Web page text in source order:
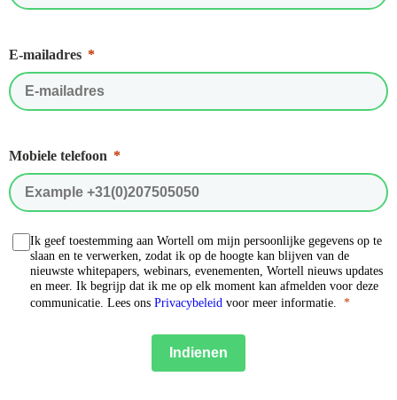
E-mailadres
Mobiele telefoon
Ik geef toestemming aan Wortell om mijn persoonlijke gegevens op te
slaan en te verwerken, zodat ik op de hoogte kan blijven van de
nieuwste whitepapers, webinars, evenementen, Wortell nieuws updates
en meer. Ik begrijp dat ik me op elk moment kan afmelden voor deze
communicatie. Lees ons Privacybeleid voor meer informatie.
Indienen